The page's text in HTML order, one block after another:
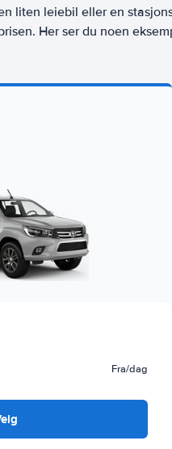
liten leiebil eller en
Her ser du noen
Fra/dag